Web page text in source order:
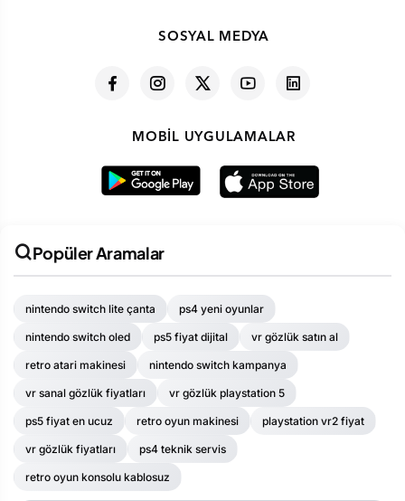
SOSYAL MEDYA
MOBIL UYGULAMALAR
Popüler Aramalar
nintendo switch lite çanta ps4 yeni oyunlar
nintendo switch oled ps5 fiyat dijital vr gözlük satın al
retro atari makinesi nintendo switch kampanya
vr sanal gözlük fiyatları vr gözlük playstation 5
ps5 fiyat en ucuz retro oyun makinesi playstation vr2 fiyat
vr gözlük fiyatları ps4 teknik servis
retro oyun konsolu kablosuz